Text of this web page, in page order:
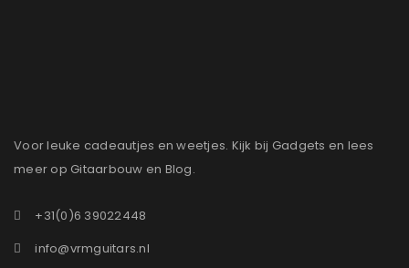
Voor leuke cadeautjes en weetjes. Kijk bij Gadgets en lees
meer op Gitaarbouw en Blog.
+31(0)6 39022448
info@vrmguitars.nl